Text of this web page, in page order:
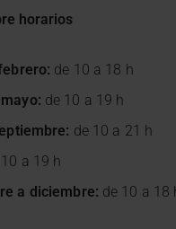
horarios
de 10 a 18 h
de 10 a 19 h
de 10 a 21 h
a 19 h
a diciembre: de 10 a 18